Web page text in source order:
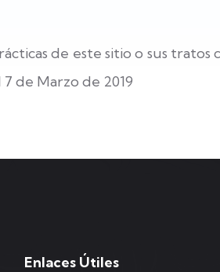
de este sitio o sus tratos
de Marzo de 2019
Enlaces Útiles